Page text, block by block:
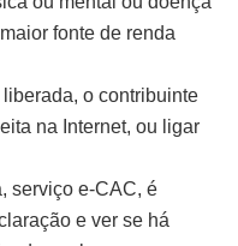
fonte de renda
o contribuinte
na Internet, ou ligar
serviço e-CAC, é
e ver se há